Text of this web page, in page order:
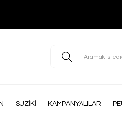
SUZİKİ KAMPANYALILAR